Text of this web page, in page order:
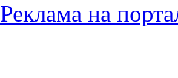
Реклама на